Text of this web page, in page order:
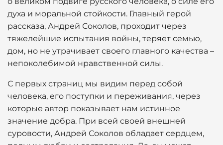
духа и моральной стойкости. Главный герой
рассказа, Андрей Соколов, проходит через
тяжелейшие испытания войны, теряет семью,
дом, но не утрачивает своего главного качества –
непоколебимой нравственной силы.
С первых страниц мы видим перед собой
человека, его поступки и переживания, через
которые автор показывает нам истинное
значение добра. При всей своей внешней
суровости, Андрей Соколов обладает сердцем,